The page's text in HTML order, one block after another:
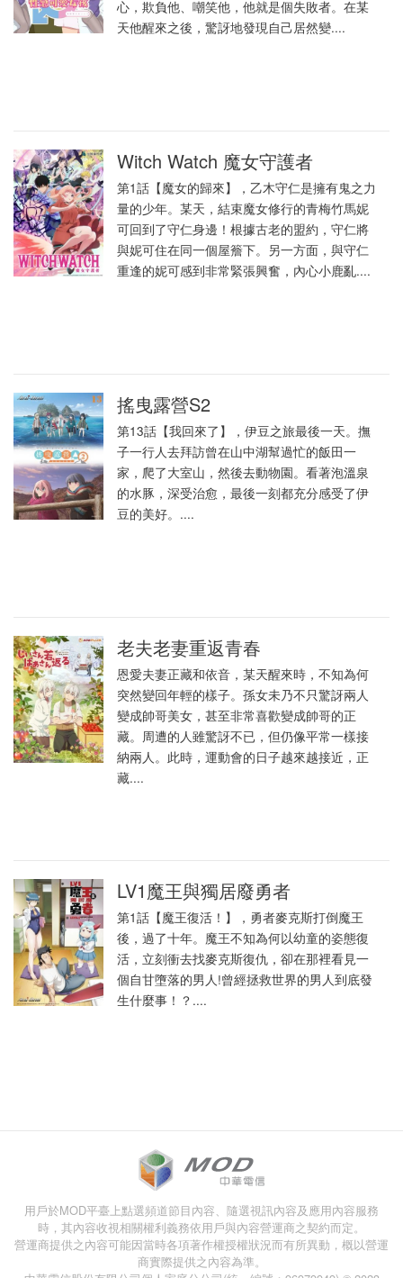
心，欺負他、嘲笑他，他就是個失敗者。在某
天他醒來之後，驚訝地發現自己居然變....
Witch Watch 魔女守護者
第1話【魔女的歸來】，乙木守仁是擁有鬼之力
量的少年。某天，結束魔女修行的青梅竹馬妮
可回到了守仁身邊！根據古老的盟約，守仁將
與妮可住在同一個屋簷下。另一方面，與守仁
重逢的妮可感到非常緊張興奮，內心小鹿亂....
搖曳露營S2
第13話【我回來了】，伊豆之旅最後一天。撫
子一行人去拜訪曾在山中湖幫過忙的飯田一
家，爬了大室山，然後去動物園。看著泡溫泉
的水豚，深受治愈，最後一刻都充分感受了伊
豆的美好。....
老夫老妻重返青春
恩愛夫妻正藏和依音，某天醒來時，不知為何
突然變回年輕的樣子。孫女未乃不只驚訝兩人
變成帥哥美女，甚至非常喜歡變成帥哥的正
藏。周遭的人雖驚訝不已，但仍像平常一樣接
納兩人。此時，運動會的日子越來越接近，正
藏....
LV1魔王與獨居廢勇者
第1話【魔王復活！】，勇者麥克斯打倒魔王
後，過了十年。魔王不知為何以幼童的姿態復
活，立刻衝去找麥克斯復仇，卻在那裡看見一
個自甘墮落的男人!曾經拯救世界的男人到底發
生什麼事！？....
用戶於MOD平臺上點選頻道節目內容、隨選視訊內容及應用內容服務
時，其內容收視相關權利義務依用戶與內容營運商之契約而定。
營運商提供之內容可能因當時各項著作權授權狀況而有所異動，概以營運
商實際提供之內容為準。